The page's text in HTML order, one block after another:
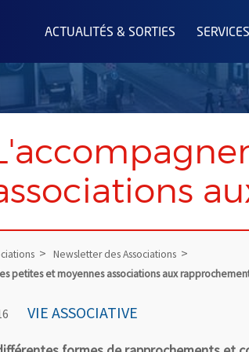
à l'accueil
ACTUALITÉS & SORTIES
Newsletter des Associations
petites et moyennes associations aux
VIE ASSOCIATIVE